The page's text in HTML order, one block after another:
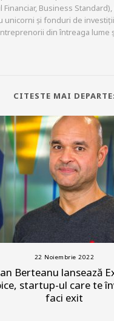
Financiar, Business
unicorni și fonduri de
din întreaga lume
CITESTE MAI DEPARTE:
22 Noiembrie 2022
Berteanu lansează
startup-ul care te
faci exit